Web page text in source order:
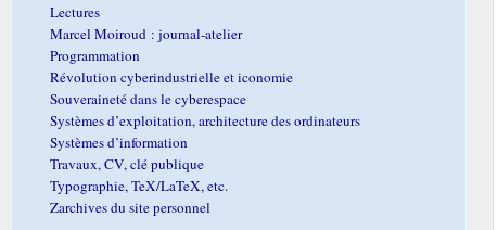
Lectures
Marcel Moiroud : journal-atelier
Programmation
Révolution cyberindustrielle et iconomie
Souveraineté dans le cyberespace
Systèmes d’exploitation, architecture des ordinateurs
Systèmes d’information
Travaux, CV, clé publique
Typographie, TeX/LaTeX, etc.
Zarchives du site personnel